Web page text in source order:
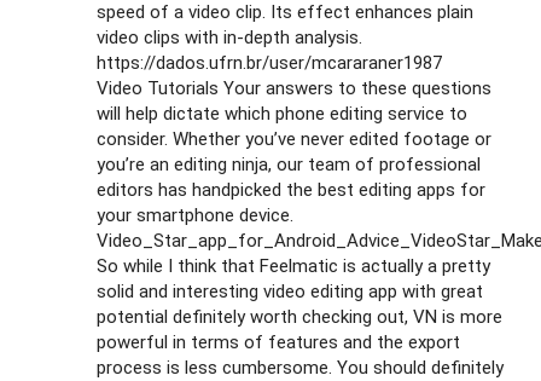
speed of a video clip. Its effect enhances plain
video clips with in-depth analysis.
https://dados.ufrn.br/user/mcararaner1987
Video Tutorials Your answers to these questions
will help dictate which phone editing service to
consider. Whether you’ve never edited footage or
you’re an editing ninja, our team of professional
editors has handpicked the best editing apps for
your smartphone device.
So while I think that Feelmatic is actually a pretty
solid and interesting video editing app with great
potential definitely worth checking out, VN is more
powerful in terms of features and the export
process is less cumbersome. You should definitely